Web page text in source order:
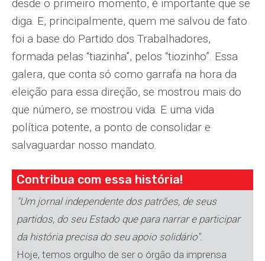
desde o primeiro momento, é importante que se
diga. E, principalmente, quem me salvou de fato
foi a base do Partido dos Trabalhadores,
formada pelas “tiazinha”, pelos “tiozinho”. Essa
galera, que conta só como garrafa na hora da
eleição para essa direção, se mostrou mais do
que número, se mostrou vida. E uma vida
política potente, a ponto de consolidar e
salvaguardar nosso mandato.
Contribua com essa história!
"Um jornal independente dos patrões, de seus
partidos, do seu Estado que para narrar e participar
da história precisa do seu apoio solidário".
Hoje, temos orgulho de ser o órgão da imprensa